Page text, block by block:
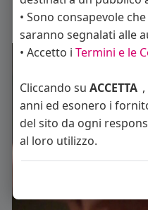
10 anni fa
• Sono consapevole
saranno segnalati alle
• Accetto i Termini e le
Cliccando su ACCETTA
anni ed esonero i
del sito da ogni
al loro utilizzo.